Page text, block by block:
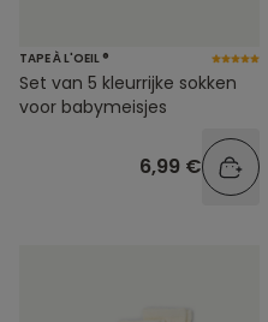
TAPE À L'OEIL ®
Set van 5 kleurrijke sokken
voor babymeisjes
6,99 €